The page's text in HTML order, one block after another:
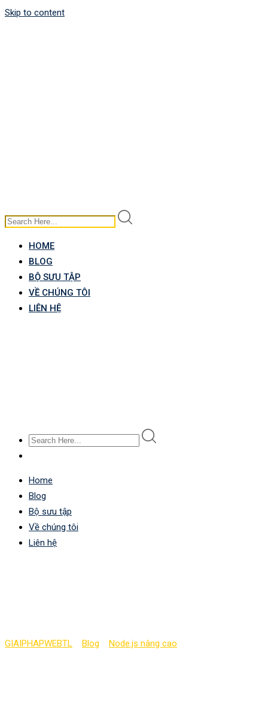
Skip to content
HOME
BLOG
BỘ SƯU TẬP
VỀ CHÚNG TÔI
LIÊN HỆ
Home
Blog
Bộ sưu tập
Về chúng tôi
Liên hệ
GIAIPHAPWEBTL Blog Node.js nâng cao